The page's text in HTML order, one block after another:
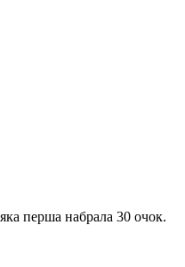
перша набрала 30 очок.